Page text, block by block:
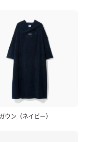
ウン（ネイビー）